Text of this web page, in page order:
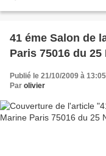
41 éme Salon de
Paris 75016 du
Publié le 21/10/2009 à 13:05
Par olivier